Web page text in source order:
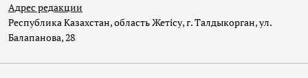
Адрес редакции
Республика Казахстан, область Жетісу, г. Талдыкорган, ул.
Балапанова, 28